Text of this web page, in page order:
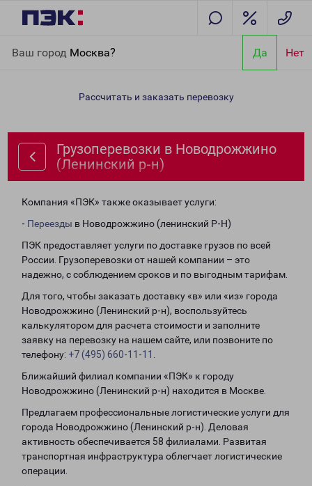
Ваш город Москва? Да Нет
(Ленинский р-н)
Рассчитать и заказать перевозку
Грузоперевозки в Новодрожжино
(Ленинский р-н)
Компания «ПЭК» также оказывает услуги:
- Переезды в Новодрожжино (ленинский Р-Н)
ПЭК предоставляет услуги по доставке грузов по всей
России. Грузоперевозки от нашей компании – это
надежно, с соблюдением сроков и по выгодным тарифам.
Для того, чтобы заказать доставку «в» или «из» города
Новодрожжино (Ленинский р-н), воспользуйтесь
калькулятором для расчета стоимости и заполните
заявку на перевозку на нашем сайте, или позвоните по
телефону: +7 (495) 660-11-11
Ближайший филиал компании «ПЭК» к городу
Новодрожжино (Ленинский р-н) находится в Москве.
Предлагаем профессиональные логистические услуги для
города Новодрожжино (Ленинский р-н). Деловая
активность обеспечивается 58 филиалами. Развитая
транспортная инфраструктура облегчает логистические
операции.